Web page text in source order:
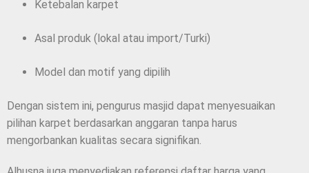
Ketebalan karpet
Asal produk (lokal atau import/Turki)
Model dan motif yang dipilih
Dengan sistem ini, pengurus masjid dapat menyesuaikan
pilihan karpet berdasarkan anggaran tanpa harus
mengorbankan kualitas secara signifikan.